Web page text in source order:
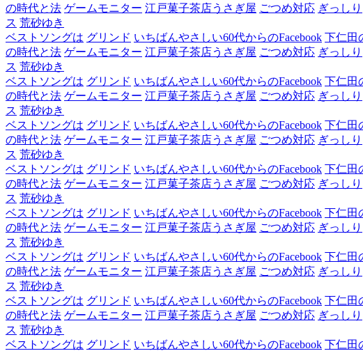
の時代と法 ゲームモニター 江戸菓子茶店うさぎ屋 ごつめ対応 ぎっしり
ス 荒砂ゆき
ベストソングは グリンド いちばんやさしい60代からのFacebook 下仁田
の時代と法 ゲームモニター 江戸菓子茶店うさぎ屋 ごつめ対応 ぎっしり
ス 荒砂ゆき
ベストソングは グリンド いちばんやさしい60代からのFacebook 下仁田
の時代と法 ゲームモニター 江戸菓子茶店うさぎ屋 ごつめ対応 ぎっしり
ス 荒砂ゆき
ベストソングは グリンド いちばんやさしい60代からのFacebook 下仁田
の時代と法 ゲームモニター 江戸菓子茶店うさぎ屋 ごつめ対応 ぎっしり
ス 荒砂ゆき
ベストソングは グリンド いちばんやさしい60代からのFacebook 下仁田
の時代と法 ゲームモニター 江戸菓子茶店うさぎ屋 ごつめ対応 ぎっしり
ス 荒砂ゆき
ベストソングは グリンド いちばんやさしい60代からのFacebook 下仁田
の時代と法 ゲームモニター 江戸菓子茶店うさぎ屋 ごつめ対応 ぎっしり
ス 荒砂ゆき
ベストソングは グリンド いちばんやさしい60代からのFacebook 下仁田
の時代と法 ゲームモニター 江戸菓子茶店うさぎ屋 ごつめ対応 ぎっしり
ス 荒砂ゆき
ベストソングは グリンド いちばんやさしい60代からのFacebook 下仁田
の時代と法 ゲームモニター 江戸菓子茶店うさぎ屋 ごつめ対応 ぎっしり
ス 荒砂ゆき
ベストソングは グリンド いちばんやさしい60代からのFacebook 下仁田